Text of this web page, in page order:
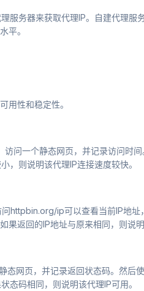
服务器来获取代理IP。自建代理服
平。
用性和稳定性。
问一个静态网页，并记录访问时
，则说明该代理IP连接速度较快。
httpbin.org/ip可以查看当前IP地址
果返回的IP地址与原来相同，则说
网页，并记录返回状态码。然后
态码相同，则说明该代理IP可用。